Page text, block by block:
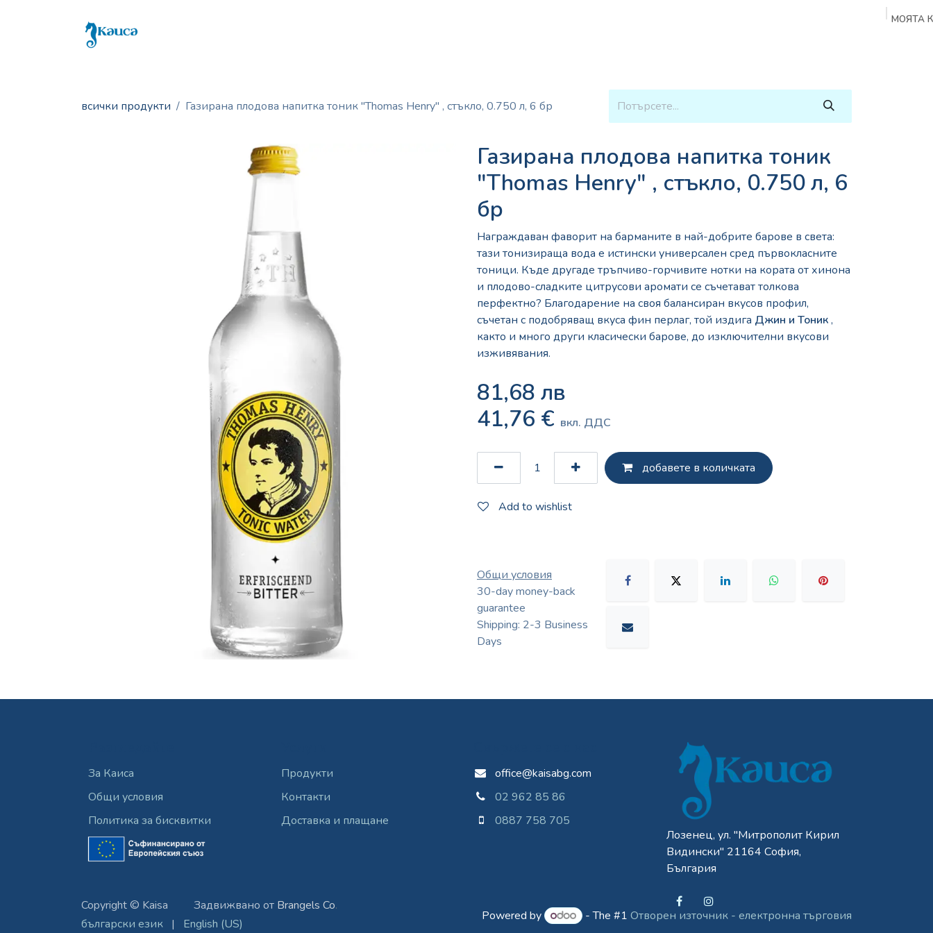
МОЯТА
всички продукти Газирана плодова напитка тоник "Thomas Henry" , стъкло, 0.750 л, 6 бр
Газирана плодова напитка тоник
"Thomas Henry" , стъкло, 0.750 л, 6
бр
Награждаван фаворит на барманите в най-добрите барове в света:
тази тонизираща вода е истински универсален сред първокласните
тоници. Къде другаде тръпчиво-горчивите нотки на кората от хинона
и плодово-сладките цитрусови аромати се съчетават толкова
перфектно? Благодарение на своя балансиран вкусов профил,
съчетан с подобряващ вкуса фин перлаг, той издига Джин и Тоник,
както и много други класически барове, до изключителни вкусови
изживявания.
81,68 лв
41,76 € вкл. ДДС
добавете в количката
Add to wishlist
Общи условия
30-day money-back
guarantee
Shipping: 2-3 Business
Days
За Каиса
Общи условия
Политика за бисквитки
Продукти
Контакти
Доставка и плащане
office@kaisabg.com
02 962 85 86
0887 758 705
Лозенец, ул. "Митрополит Кирил
Видински" 21164 София,
България
Copyright © Kaisa ​Задвижвано от Brangels Co.
български език | English (US)
Powered by - The #1 Отворен източник - електронна търговия